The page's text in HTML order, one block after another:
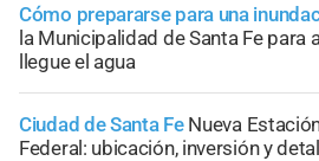
Cómo prepararse para una
la Municipalidad de Santa Fe para
llegue el agua
Ciudad de Santa Fe Nueva
Federal: ubicación, inversión y